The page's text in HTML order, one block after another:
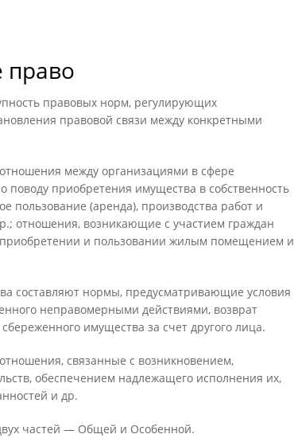
право
правовых норм, регулирующих
правовой связи между конкретными
между организациями в сфере
поводу приобретения имущества в собственность
пользование (аренда), производства работ и
отношения, возникающие с участием граждан
приобретении и пользовании жилым помещением и
составляют нормы, предусматривающие условия
неправомерными действиями, возврат
имущества за счет другого лица.
связанные с возникновением,
обеспечением надлежащего исполнения их,
и др.
частей — Общей и Особенной.